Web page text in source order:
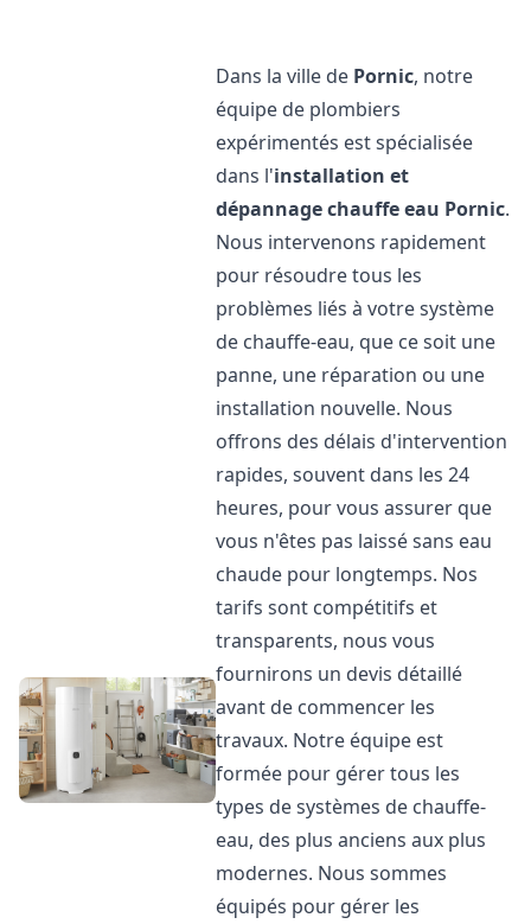
Dans la ville de Pornic, notre
équipe de plombiers
expérimentés est spécialisée
dans l'installation et
dépannage chauffe eau Pornic.
Nous intervenons rapidement
pour résoudre tous les
problèmes liés à votre système
de chauffe-eau, que ce soit une
panne, une réparation ou une
installation nouvelle. Nous
offrons des délais d'intervention
rapides, souvent dans les 24
heures, pour vous assurer que
vous n'êtes pas laissé sans eau
chaude pour longtemps. Nos
tarifs sont compétitifs et
transparents, nous vous
fournirons un devis détaillé
avant de commencer les
travaux. Notre équipe est
formée pour gérer tous les
types de systèmes de chauffe-
eau, des plus anciens aux plus
modernes. Nous sommes
équipés pour gérer les